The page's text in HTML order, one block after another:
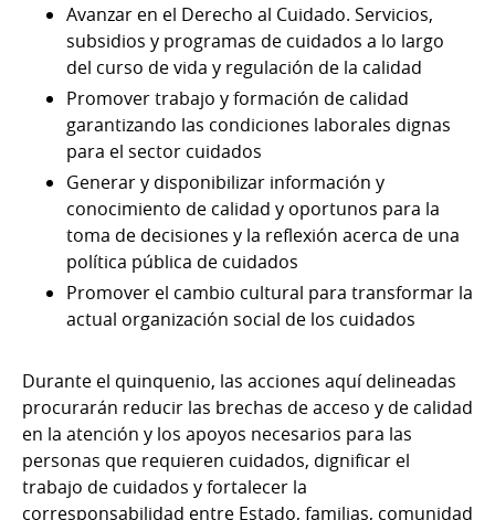
Avanzar en el Derecho al Cuidado. Servicios,
subsidios y programas de cuidados a lo largo
del curso de vida y regulación de la calidad
Promover trabajo y formación de calidad
garantizando las condiciones laborales dignas
para el sector cuidados
Generar y disponibilizar información y
conocimiento de calidad y oportunos para la
toma de decisiones y la reflexión acerca de una
política pública de cuidados
Promover el cambio cultural para transformar la
actual organización social de los cuidados
Durante el quinquenio, las acciones aquí delineadas
procurarán reducir las brechas de acceso y de calidad
en la atención y los apoyos necesarios para las
personas que requieren cuidados, dignificar el
trabajo de cuidados y fortalecer la
corresponsabilidad entre Estado, familias, comunidad